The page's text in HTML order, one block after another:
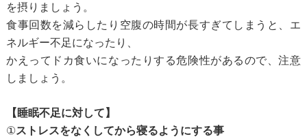
を摂りましょう。
食事回数を減らしたり空腹の時間が長すぎてしまうと、エ
ネルギー不足になったり、
かえってドカ食いになったりする危険性があるので、注意
しましょう。
【睡眠不足に対して】
①ストレスをなくしてから寝るようにする事